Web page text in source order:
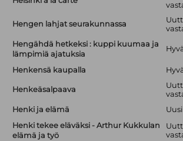
Hengen lahjat seurakunnassa
Hengähdä hetkeksi : kuppi kuumaa ja
lämpimiä ajatuksia
Henkensä kaupalla
Henkeäsalpaava
Henki ja elämä Uusi
Henki tekee eläväksi - Arthur Kukkulan
elämä ja työ